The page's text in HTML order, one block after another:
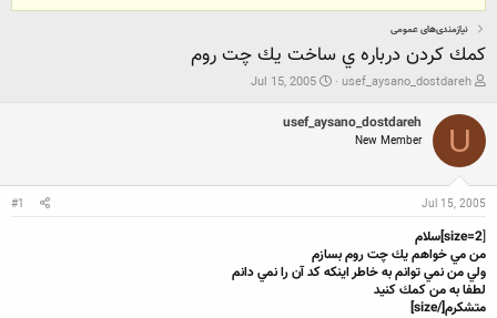
نیازمندی‌های عمومی
كمك كردن درباره ي ساخت يك چت روم
ش
و
ع
ک
ن
ن
د
م
ض
و
ع
usef_aysano_dostdareh
ت
ر
ی
ر
Jul 15, 2005
U
usef_aysano_dostdareh
New Member
Jul 15, 2005
#1
[size=2]سلام
من مي خواهم يك چت روم بسازم
ولي من نمي توانم به خاطر اينكه كد آن را نمي دانم
لطفا به من كمك كنيد
متشكرم[/size]